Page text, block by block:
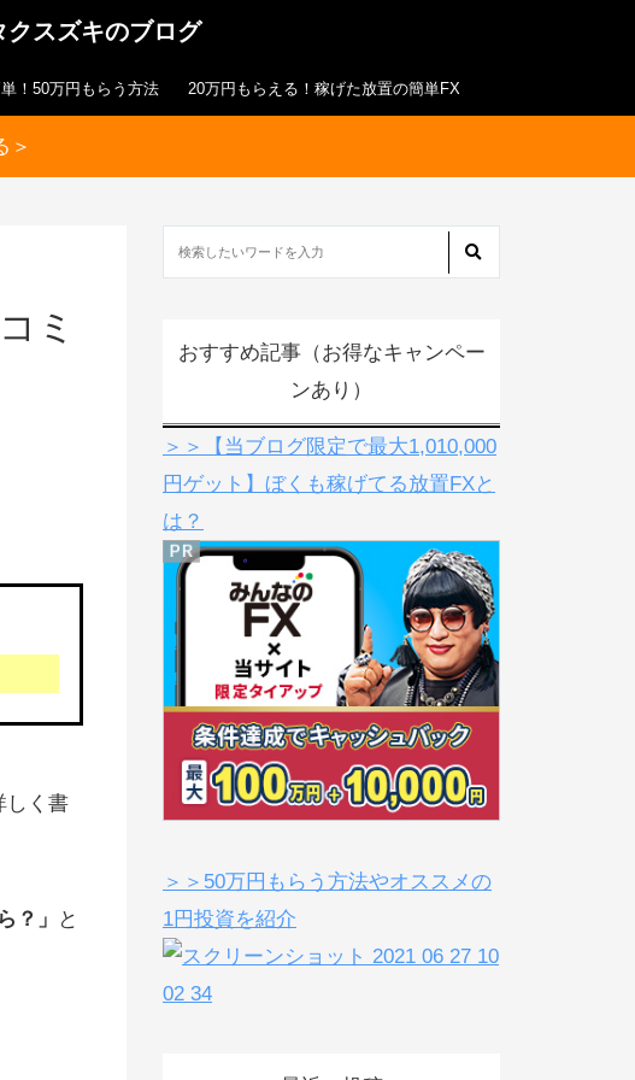
スズキのブログ
！50万円もらう方法 20万円もらえる！稼げた放置の簡単FX
＞
ミ
しく書
？」
と
おすすめ記事（お得なキャンペー
ンあり）
＞＞【当ブログ限定で最大1,010,000
円ゲット】ぼくも稼げてる放置FXと
は？
＞＞50万円もらう方法やオススメの
1円投資を紹介